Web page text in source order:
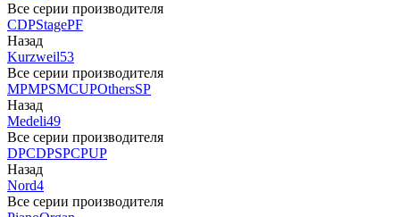
Все серии производителя
CDPStagePF
Назад
Kurzweil53
Все серии производителя
MPMPSMCUPOthersSP
Назад
Medeli49
Все серии производителя
DPCDPSPCPUP
Назад
Nord4
Все серии производителя